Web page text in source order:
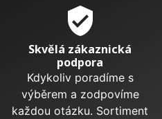
verified_user
Skvělá zákaznická
podpora
Kdykoliv poradíme s
výběrem a zodpovíme
každou otázku. Sortiment